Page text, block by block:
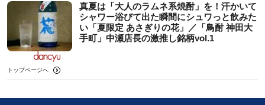
真夏は「大人のラムネ系焼酎」を！汗かいて
シャワー浴びて出た瞬間にシュワっと飲みた
い「夏限定 あさぎりの花」／「鳥酎 神田大
手町」中瀬店長の激推し銘柄vol.1
トップページへ